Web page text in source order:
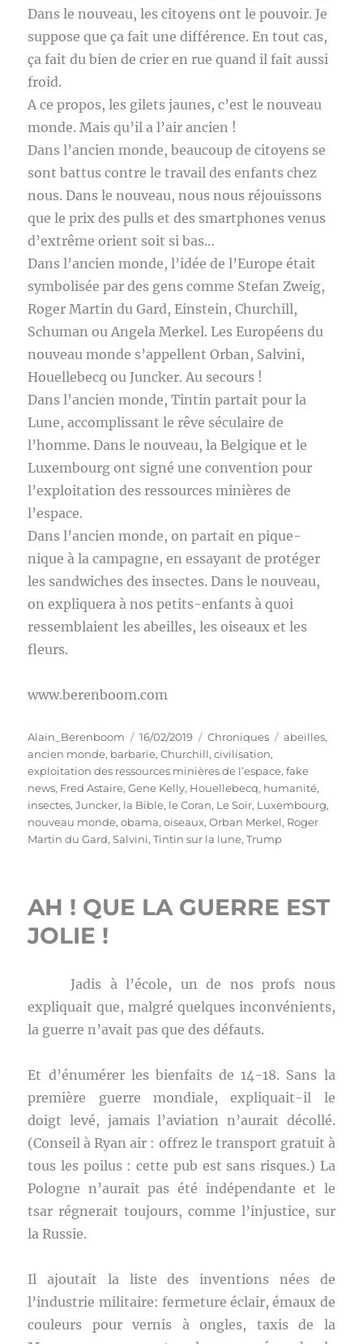
Dans le nouveau, les citoyens ont le pouvoir. Je
suppose que ça fait une différence. En tout cas,
ça fait du bien de crier en rue quand il fait aussi
froid.
A ce propos, les gilets jaunes, c’est le nouveau
monde. Mais qu’il a l’air ancien !
Dans l’ancien monde, beaucoup de citoyens se
sont battus contre le travail des enfants chez
nous. Dans le nouveau, nous nous réjouissons
que le prix des pulls et des smartphones venus
d’extrême orient soit si bas…
Dans l’ancien monde, l’idée de l’Europe était
symbolisée par des gens comme Stefan Zweig,
Roger Martin du Gard, Einstein, Churchill,
Schuman ou Angela Merkel. Les Européens du
nouveau monde s’appellent Orban, Salvini,
Houellebecq ou Juncker. Au secours !
Dans l’ancien monde, Tintin partait pour la
Lune, accomplissant le rêve séculaire de
l’homme. Dans le nouveau, la Belgique et le
Luxembourg ont signé une convention pour
l’exploitation des ressources minières de
l’espace.
Dans l’ancien monde, on partait en pique-
nique à la campagne, en essayant de protéger
les sandwiches des insectes. Dans le nouveau,
on expliquera à nos petits-enfants à quoi
ressemblaient les abeilles, les oiseaux et les
fleurs.
www.berenboom.com
Auteur
Alain_Berenboom
Publié
le
16/02/2019 Catégories
Chroniques Étiquettes
abeilles,
ancien monde, barbarie,Churchill,civilisation,
exploitation des ressources minières de l’espace,fake
news, Fred Astaire,Gene Kelly, Houellebecq, humanité,
insectes,Juncker, la Bible, le Coran, Le Soir, Luxembourg,
nouveau monde,obama,oiseaux,Orban Merkel, Roger
Martin du Gard,Salvini,Tintin sur la lune,Trump
AH ! QUE LA GUERRE EST
JOLIE !
Jadis à l’école, un de nos profs nous
expliquait que, malgré quelques inconvénients,
la guerre n’avait pas que des défauts.
Et d’énumérer les bienfaits de 14-18. Sans la
première guerre mondiale, expliquait-il le
doigt levé, jamais l’aviation n’aurait décollé.
(Conseil à Ryan air : offrez le transport gratuit à
tous les poilus : cette pub est sans risques.) La
Pologne n’aurait pas été indépendante et le
tsar régnerait toujours, comme l’injustice, sur
la Russie.
Il ajoutait la liste des inventions nées de
l’industrie militaire: fermeture éclair, émaux de
couleurs pour vernis à ongles, taxis de la